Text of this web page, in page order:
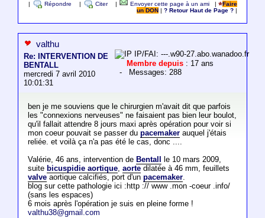
Répondre Citer Envoyer cette page à un ami |
Faire
un DON
|? Retour Haut de Page ?
valthu
Re: INTERVENTION DE
BENTALL
mercredi 7 avril 2010
10:01:31
IP/FAI: ---.w90-27.abo.wanadoo.fr
Membre depuis : 17 ans
- Messages: 288
ben je me souviens que le chirurgien m'avait dit que parfois
les "connexions nerveuses" ne faisaient pas bien leur boulot,
qu'il fallait attendre 8 jours maxi après opération pour voir si
mon coeur pouvait se passer du pacemakerauquel j'étais
reliée. et voilà ça n'a pas été le cas, donc ....
Valérie, 46 ans, intervention de Bentall
le 10 mars 2009,
suite bicuspidie aortique, aortedilatée à 46 mm, feuillets
valveaortique calcifiés, port d'un pacemaker.
blog sur cette pathologie ici :http :// www .mon -coeur .info/
(sans les espaces)
6 mois après l'opération je suis en pleine forme !
valthu38@gmail.com